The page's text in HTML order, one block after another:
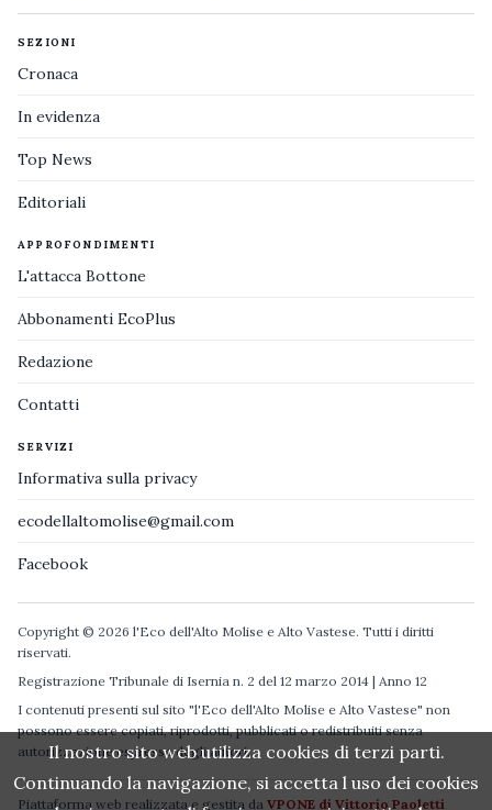
SEZIONI
Cronaca
In evidenza
Top News
Editoriali
APPROFONDIMENTI
L'attacca Bottone
Abbonamenti EcoPlus
Redazione
Contatti
SERVIZI
Informativa sulla privacy
ecodellaltomolise@gmail.com
Facebook
Copyright © 2026 l'Eco dell'Alto Molise e Alto Vastese. Tutti i diritti
riservati.
Registrazione Tribunale di Isernia n. 2 del 12 marzo 2014 | Anno 12
I contenuti presenti sul sito "l'Eco dell'Alto Molise e Alto Vastese" non
possono essere copiati, riprodotti, pubblicati o redistribuiti senza
autorizzazione espressa degli autori.
Piattaforma web realizzata e gestita da VPONE di Vittorio Paoletti
Il nostro sito web utilizza cookies di terzi parti.
Continuando la navigazione, si accetta l uso dei cookies